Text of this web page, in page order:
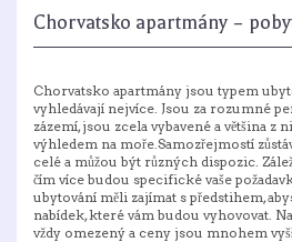
Chorvatsko apartmány –
Chorvatsko apartmány jsou typem
vyhledávají nejvíce. Jsou za rozumné
zázemí, jsou zcela vybavené a většina z
výhledem na moře.Samozřejmostí
celé a můžou být různých dispozic.
čím více budou specifické vaše
ubytování měli zajímat s předstihem,
nabídek, které vám budou vyhovovat.
vždy omezený a ceny jsou mnohem